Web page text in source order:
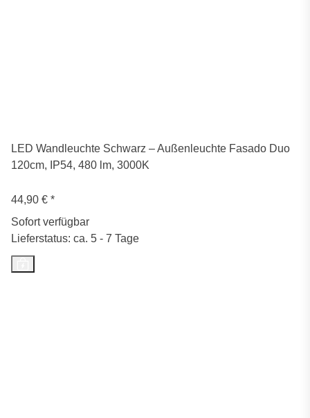
LED Wandleuchte Schwarz – Außenleuchte Fasado Duo
120cm, IP54, 480 lm, 3000K
44,90 € *
Sofort verfügbar
Lieferstatus: ca. 5 - 7 Tage